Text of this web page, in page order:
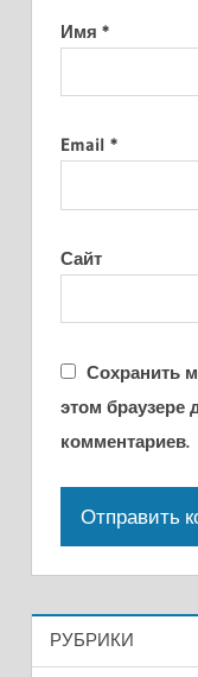
Имя *
Email *
Сайт
Сохранить
этом
комментариев.
РУБРИКИ